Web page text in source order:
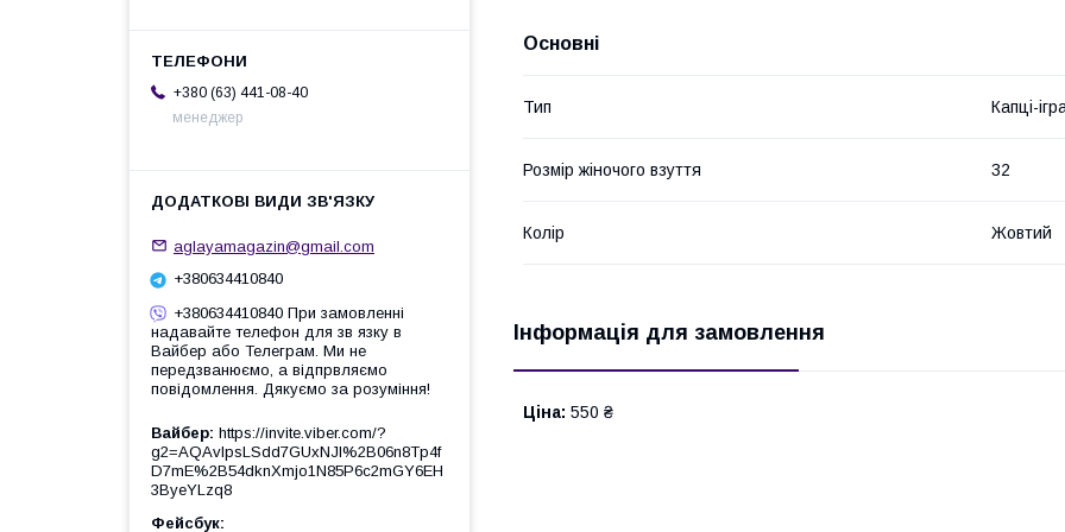
Основні
Тип Капці-
Розмір жіночого взуття 32
Колір Жовтий
Інформація для замовлення
Ціна: 550 ₴
+380 (63) 441-08-40
менеджер
aglayamagazin@gmail.com
+380634410840
+380634410840 При замовленні
надавайте телефон для зв язку в
Вайбер або Телеграм. Ми не
передзванюємо, а відпрвляємо
повідомлення. Дякуємо за розуміння!
Вайбер https://invite.viber.com/?
g2=AQAvlpsLSdd7GUxNJl%2B06n8Tp4f
D7mE%2B54dknXmjo1N85P6c2mGY6EH
3ByeYLzq8
Фейсбук